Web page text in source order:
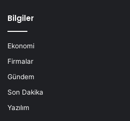
Bilgiler
Ekonomi
Firmalar
Gündem
Son Dakika
Yazılım